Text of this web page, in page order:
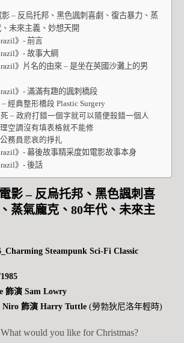
– 反烏托邦、黑色諷刺喜劇、復古暴力、蒸
未來主義、妙想天開
》- 前言
》- 故事大綱
》片名的由來 – 是坐在英國沙灘上的男
》- 滿滿有趣的諷刺橋段
經典整形橋段 Plastic Surgery
– 政府打錯一個字就可以隨便殺錯一個人
空調沒有填表格就不能修
務員悲哀的掙扎
》- 幕後故事精采度如電影故事本身
》- 後話
影 – 反烏托邦、黑色諷刺喜
蒸氣龐克、 80年代、 未來主
Steampunk Sci-Fi Classic
飾演 Sam Lowry
Niro 飾演 Harry Tuttle (勞勃狄尼洛年輕時)
What would you like for Christmas?